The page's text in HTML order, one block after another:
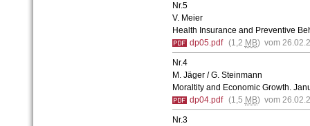
Nr.5
V. Meier
Health Insurance and Preventive
dp05.pdf (1,2 MB) vom
Nr.4
M. Jäger / G. Steinmann
Moraltity and Economic Growth.
dp04.pdf (1,5 MB) vom
Nr.3